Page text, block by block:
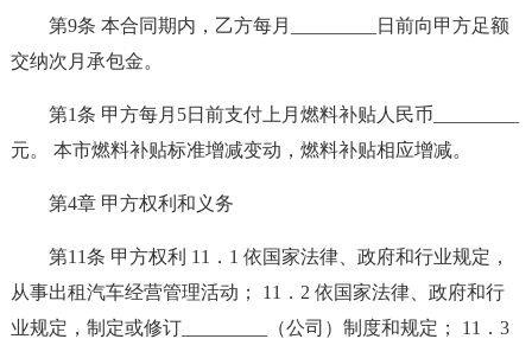
第9条 本合同期内，乙方每月_________日前向甲方足额
交纳次月承包金。
第1条 甲方每月5日前支付上月燃料补贴人民币_________
元。 本市燃料补贴标准增减变动，燃料补贴相应增减。
第4章 甲方权利和义务
第11条 甲方权利 11．1 依国家法律、政府和行业规定，
从事出租汽车经营管理活动； 11．2 依国家法律、政府和行
业规定，制定或修订_________（公司）制度和规定； 11．3